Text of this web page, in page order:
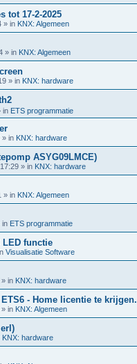
tot 17-2-2025
» in KNX: Algemeen
» in KNX: Algemeen
» in KNX: hardware
in ETS programmatie
» in KNX: hardware
ASYG09LMCE)
» in KNX: hardware
» in KNX: Algemeen
in ETS programmatie
LED functie
Visualisatie Software
» in KNX: hardware
- Home licentie te krijgen.
» in KNX: Algemeen
KNX: hardware